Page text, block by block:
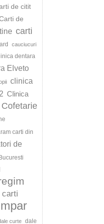
de citit
de
carti
cauciucuri
dentara
Elveto
clinica
Clinica
Cofetarie
carti din
de
carti
curte dale